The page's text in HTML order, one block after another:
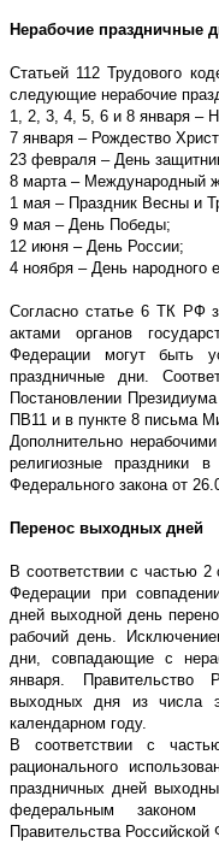
Нерабочие праздничные
Статьей 112 Трудового
следующие нерабочие
1, 2, 3, 4, 5, 6 и 8 января –
7 января – Рождество
23 февраля – День
8 марта – Международный
1 мая – Праздник Весны и
9 мая – День Победы;
12 июня – День России;
4 ноября – День народного
Согласно статье 6 ТК РФ
актами органов
Федерации могут быть
праздничные дни.
Постановлении
ПВ11 и в пункте 8 письма
Дополнительно
религиозные праздники
Федерального закона от
Перенос выходных дней
В соответствии с частью 2
Федерации при
дней выходной день
рабочий день.
дни, совпадающие с
января. Правительство
выходных дня из числа
календарном году.
В соответствии с
рационального
праздничных дней
федеральным
Правительства Российской